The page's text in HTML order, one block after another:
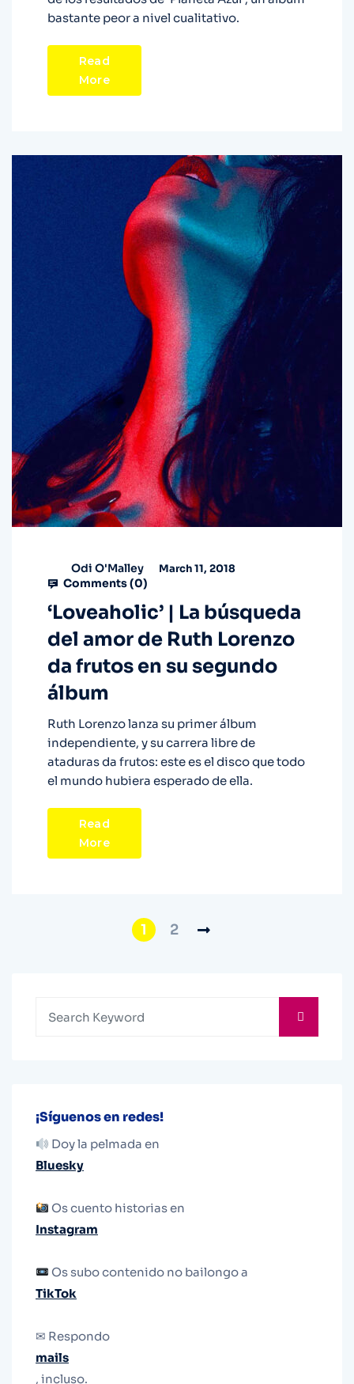
bastante peor a nivel cualitativo.
Read
More
Odi O'Malley March 11, 2018
Comments (0)
‘Loveaholic’ | La búsqueda
del amor de Ruth Lorenzo
da frutos en su segundo
álbum
Ruth Lorenzo lanza su primer álbum
independiente, y su carrera libre de
ataduras da frutos: este es el disco que todo
el mundo hubiera esperado de ella.
Read
More
1 2
¡Síguenos en redes!
Doy la pelmada en
Bluesky
Os cuento historias en
Instagram
Os subo contenido no bailongo a
TikTok
✉ Respondo
mails
, incluso.